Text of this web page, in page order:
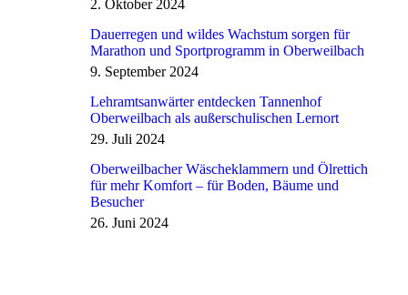
2. Oktober 2024
Dauerregen und wildes Wachstum sorgen für
Marathon und Sportprogramm in Oberweilbach
9. September 2024
Lehramtsanwärter entdecken Tannenhof
Oberweilbach als außerschulischen Lernort
29. Juli 2024
Oberweilbacher Wäscheklammern und Ölrettich
für mehr Komfort – für Boden, Bäume und
Besucher
26. Juni 2024